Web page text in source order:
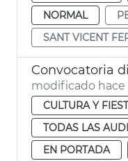
NORMAL
SANT VICENT
modificado hace
CULTURA Y
TODAS LAS
EN PORTADA